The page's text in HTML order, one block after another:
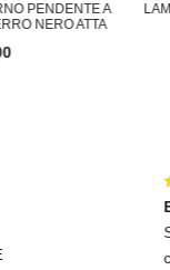
A
NERO ATTA